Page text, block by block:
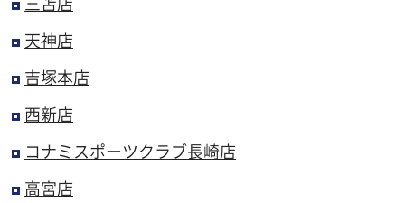
三苫店
天神店
吉塚本店
西新店
コナミスポーツクラブ長崎店
高宮店